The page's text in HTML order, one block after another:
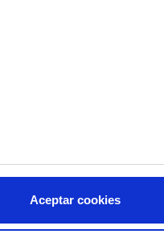
Aceptar cookies
Calle Alemania, 32
Les Franqueses del Valles